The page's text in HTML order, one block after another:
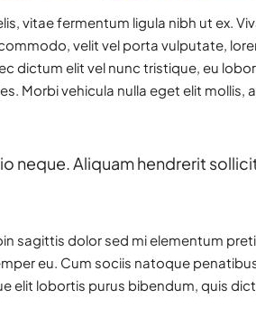
vitae fermentum ligula nibh ut ex.
velit vel porta vulputate,
dictum elit vel nunc tristique, eu
Morbi vehicula nulla eget elit mollis,
neque. Aliquam hendrerit
sagittis dolor sed mi elementum
eu. Cum sociis natoque
elit lobortis purus bibendum, quis